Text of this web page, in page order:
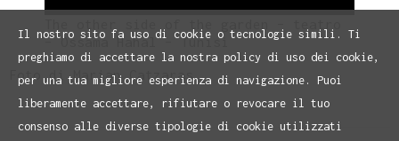
– Ossama Hahal – Tunisi
Foto di Marian Catzaras.
Il nostro sito fa uso di cookie o tecnologie simili. Ti
preghiamo di accettare la nostra policy di uso dei cookie,
per una tua migliore esperienza di navigazione. Puoi
liberamente accettare, rifiutare o revocare il tuo
consenso alle diverse tipologie di cookie utilizzati